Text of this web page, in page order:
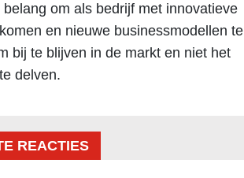
belang om als bedrijf met innovatieve
en nieuwe businessmodellen te
bij te blijven in de markt en niet het
delven.
REACTIES